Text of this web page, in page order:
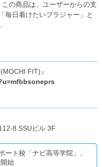
の商品は、ユーザーからの支
毎日着けたいブラジャー」と
FIT)』
12-8 SSUビル 3F
ート校「ナビ高等学院」、
始